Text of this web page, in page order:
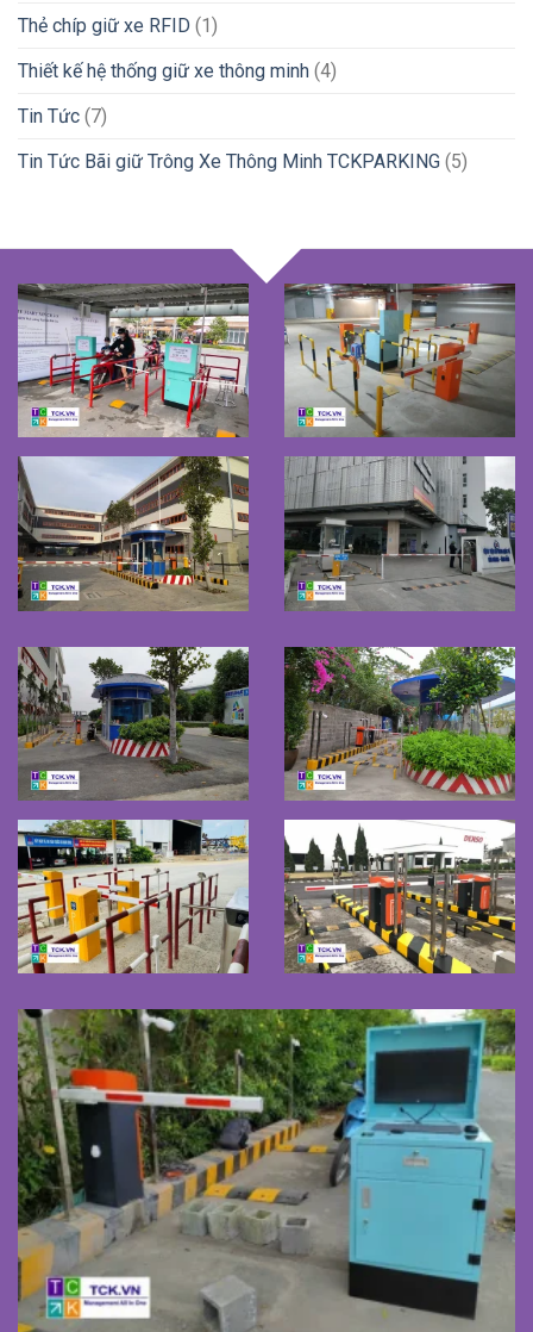
Thẻ chíp giữ xe RFID (1)
Thiết kế hệ thống giữ xe thông minh (4)
Tin Tức (7)
Tin Tức Bãi giữ Trông Xe Thông Minh TCKPARKING (5)